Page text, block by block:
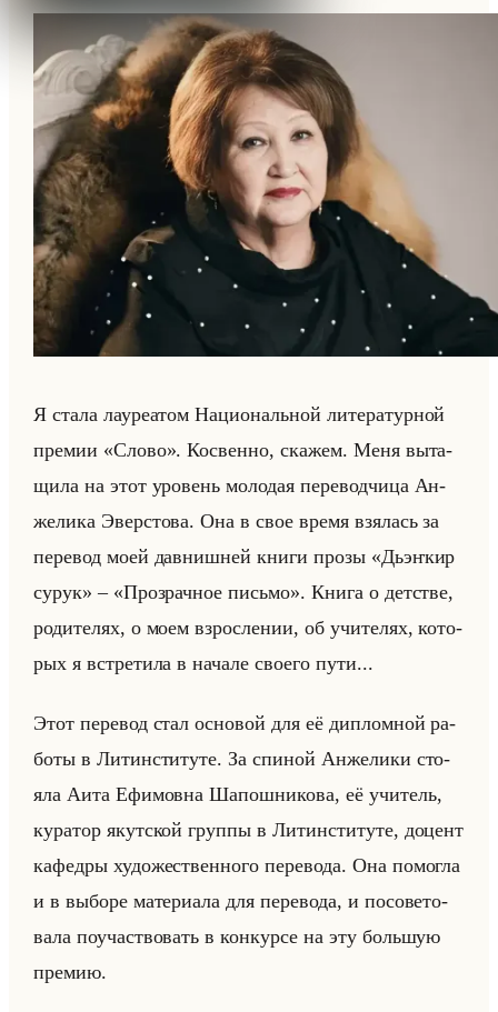
Я стала ла­уре­атом На­ци­ональной ли­те­ра­тур­ной
пре­мии «Слово». Кос­вен­но, ска­жем. Меня вы­та­
щи­ла на этот уро­вень мо­ло­дая пе­ре­вод­чи­ца Ан­
же­ли­ка Эвер­сто­ва. Она в свое время взя­лась за
пе­ре­вод моей дав­ниш­ней книги прозы «Дьэҥкир
сурук» – «Прозрачное письмо». Книга о дет­стве,
ро­ди­те­лях, о моем взрос­ле­нии, об учи­те­лях, ко­то­
рых я встре­ти­ла в на­ча­ле сво­его пути...
Этот пе­ре­вод стал ос­но­вой для её ди­плом­ной ра­
бо­ты в Ли­тин­сти­ту­те. За спи­ной Ан­же­ли­ки сто­
яла Аита Ефи­мов­на Ша­пош­ни­ко­ва, её учи­тель,
ку­ра­тор якут­ской груп­пы в Ли­тин­сти­ту­те, до­цент
ка­фед­ры ху­до­же­ствен­но­го пе­ре­во­да. Она по­мог­ла
и в вы­бо­ре ма­те­ри­ала для пе­ре­во­да, и по­со­ве­то­
ва­ла по­участ­во­вать в кон­кур­се на эту большую
пре­мию.